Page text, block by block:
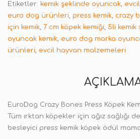
Etiketler: kemik şeklinde oyuncak,
euro dog ürünleri, press kemik, crazy
için kemik, 7 cm köpek kemiği, 5li kemik
oyuncak kemik, euro dog marka
ürünleri, evcil hayvan malzemeleri
EuroDog Crazy Bones Press Köpek
Tüm ırktan köpekler için ağız sağlığı
besleyici press kemik köpek ödül